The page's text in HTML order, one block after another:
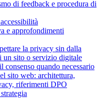
di feedback e procedura di
e approfondimenti
la privacy sin dalla
un sito o servizio digitale
consenso quando necessario
sito web: architettura,
riferimenti DPO